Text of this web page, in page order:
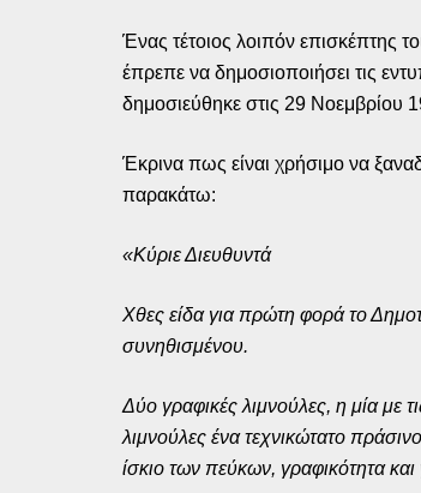
Ένας τέτοιος λοιπόν επισκέπτης
έπρεπε να δημοσιοποιήσει τις
δημοσιεύθηκε στις 29 Νοεμβρίου
Έκρινα πως είναι χρήσιμο να
παρακάτω:
«Κύριε Διευθυντά
Χθες είδα για πρώτη φορά το
συνηθισμένου.
Δύο γραφικές λιμνούλες, η μία με
λιμνούλες ένα τεχνικώτατο
ίσκιο των πεύκων, γραφικότητα